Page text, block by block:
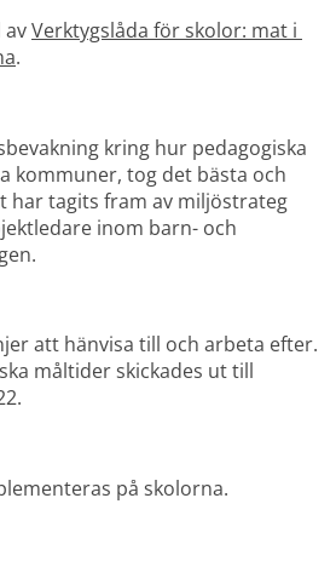
av Verktygslåda för skolor: mat i
.
kring hur pedagogiska
kommuner, tog det bästa och
har tagits fram av miljöstrateg
inom barn- och
att hänvisa till och arbeta efter.
måltider skickades ut till
på skolorna.